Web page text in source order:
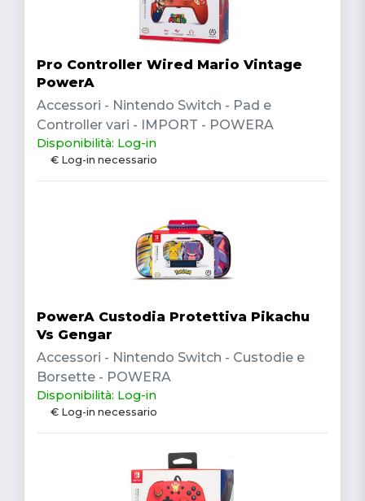
Pro Controller Wired Mario Vintage
PowerA
Accessori - Nintendo Switch - Pad e
Controller vari - IMPORT - POWERA
Disponibilità: Log-in
€ Log-in necessario
PowerA Custodia Protettiva Pikachu
Vs Gengar
Accessori - Nintendo Switch - Custodie e
Borsette - POWERA
Disponibilità: Log-in
€ Log-in necessario